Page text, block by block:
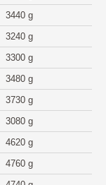
3440 g
3240 g
3300 g
3480 g
3730 g
3080 g
4620 g
4760 g